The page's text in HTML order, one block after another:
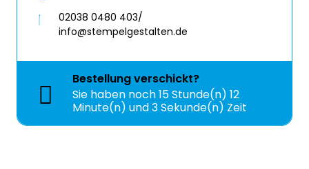
02038 0480 403/
info@stempelgestalten.de
Bestellungverschickt?
Sie haben noch15 Stunde(n) 12
Minute(n) und 2 Sekunde(n) Zeit